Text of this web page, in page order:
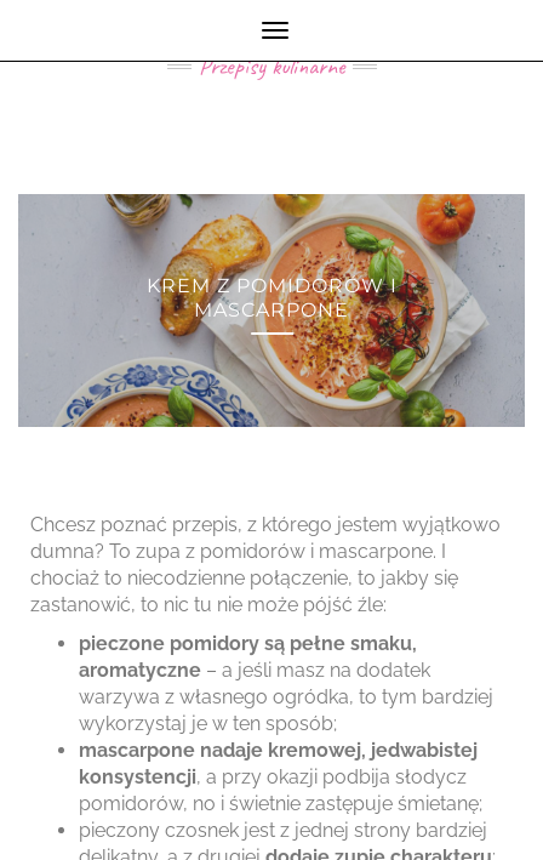
MY KITCHEN LIFE
Przepisy kulinarne
Toggle
Navigation
KREM Z POMIDORÓW I
MASCARPONE
Chcesz poznać przepis, z którego jestem wyjątkowo
dumna? To zupa z pomidorów i mascarpone. I
chociaż to niecodzienne połączenie, to jakby się
zastanowić, to nic tu nie może pójść źle:
pieczone pomidory są pełne smaku,
aromatyczne – a jeśli masz na dodatek
warzywa z własnego ogródka, to tym bardziej
wykorzystaj je w ten sposób;
mascarpone nadaje kremowej, jedwabistej
konsystencji, a przy okazji podbija słodycz
pomidorów, no i świetnie zastępuje śmietanę;
pieczony czosnek jest z jednej strony bardziej